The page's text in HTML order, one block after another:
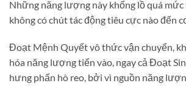
Những năng lượng này khổng lồ quá
không có chút tác động tiêu cực nào đến
Đoạt Mệnh Quyết vô thức vận chuyển,
hóa năng lượng tiến vào, ngay cả Đoạt
hưng phấn hò reo, bởi vì nguồn năng